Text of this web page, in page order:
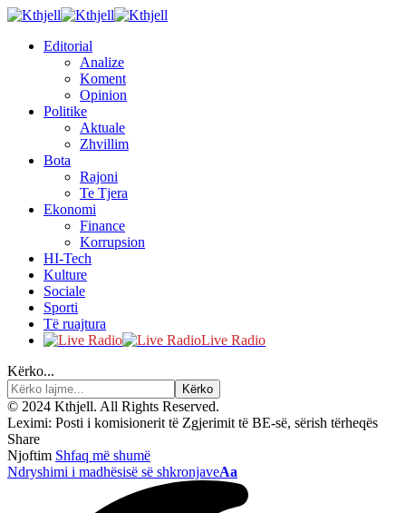
Editorial
Analize
Koment
Opinion
Politike
Aktuale
Zhvillim
Bota
Rajoni
Te Tjera
Ekonomi
Finance
Korrupsion
HI-Tech
Kulture
Sociale
Sporti
Të ruajtura
Live Radio
Kërko...
© 2024 Kthjell. All Rights Reserved.
Leximi: Posti i komisionerit të Zgjerimit të BE-së, sërish tërheqës
Share
Njoftim Shfaq më shumë
Ndryshimi i madhësisë së shkronjaveAa